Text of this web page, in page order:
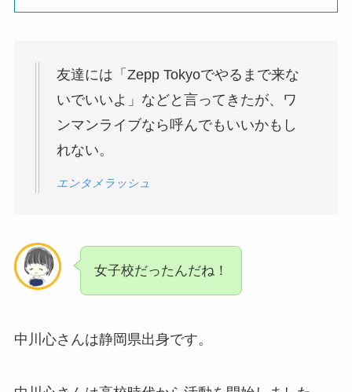
友達には「Zepp Tokyoでやるまで来な
いでいいよ」などと言ってきたが、ワ
ンマンライブなら呼んでもいいかもし
れない。
エンタメラッシュ
女子校だったんだね！
中川心さんは静岡県出身です。